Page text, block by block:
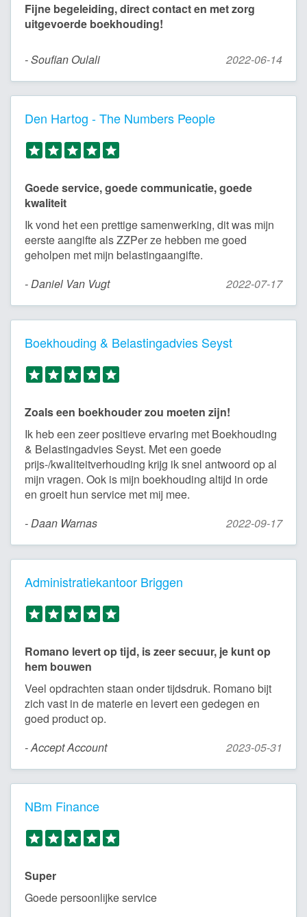
Fijne begeleiding, direct contact en met zorg
uitgevoerde boekhouding!
- Soufian Oulali 2022-06-14
Den Hartog - The Numbers People
Goede service, goede communicatie, goede
kwaliteit
Ik vond het een prettige samenwerking, dit was mijn
eerste aangifte als ZZPer ze hebben me goed
geholpen met mijn belastingaangifte.
- Daniel Van Vugt
2022-07-17
Boekhouding & Belastingadvies Seyst
Zoals een boekhouder zou moeten zijn!
Ik heb een zeer positieve ervaring met Boekhouding
& Belastingadvies Seyst. Met een goede
prijs-/kwaliteitverhouding krijg ik snel antwoord op al
mijn vragen. Ook is mijn boekhouding altijd in orde
en groeit hun service met mij mee.
- Daan Warnas
2022-09-17
Administratiekantoor Briggen
Romano levert op tijd, is zeer secuur, je kunt op
hem bouwen
Veel opdrachten staan onder tijdsdruk. Romano bijt
zich vast in de materie en levert een gedegen en
goed product op.
- Accept Account
2023-05-31
NBm Finance
Super
Goede persoonlijke service